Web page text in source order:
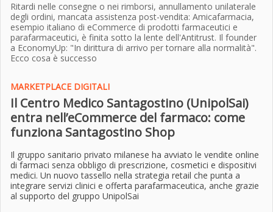
Ritardi nelle consegne o nei rimborsi, annullamento unilaterale
degli ordini, mancata assistenza post-vendita: Amicafarmacia,
esempio italiano di eCommerce di prodotti farmaceutici e
parafarmaceutici, è finita sotto la lente dell'Antitrust. Il founder
a EconomyUp: "In dirittura di arrivo per tornare alla normalità".
Ecco cosa è successo
MARKETPLACE DIGITALI
Il Centro Medico Santagostino (UnipolSai)
entra nell’eCommerce del farmaco: come
funziona Santagostino Shop
Il gruppo sanitario privato milanese ha avviato le vendite online
di farmaci senza obbligo di prescrizione, cosmetici e dispositivi
medici. Un nuovo tassello nella strategia retail che punta a
integrare servizi clinici e offerta parafarmaceutica, anche grazie
al supporto del gruppo UnipolSai